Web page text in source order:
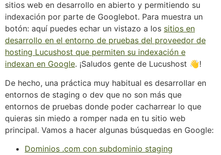
sitios web en desarrollo en abierto y permitiendo su
indexación por parte de Googlebot. Para muestra un
botón: aquí puedes echar un vistazo a los sitios en
desarrollo en el entorno de pruebas del proveedor de
hosting Lucushost que permiten su indexación e
indexan en Google. ¡Saludos gente de Lucushost 👋!
De hecho, una práctica muy habitual es desarrollar en
entornos de staging o dev que no son más que
entornos de pruebas donde poder cacharrear lo que
quieras sin miedo a romper nada en tu sitio web
principal. Vamos a hacer algunas búsquedas en Google:
Dominios .com con subdominio staging